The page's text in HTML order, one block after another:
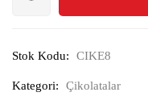
Stok Kodu: CIKE8
Kategori: Çikolatalar